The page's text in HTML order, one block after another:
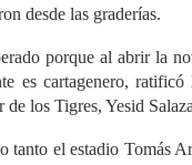
desde las graderías.
porque al abrir la
es cartagenero,
los Tigres, Yesid
tanto el estadio Tomás